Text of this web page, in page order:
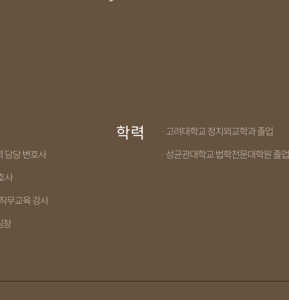
담당 변호사
사
무교육 강사
장
학력
· 고려대학교 정치외교학과 졸업
· 성균관대학교 법학전문대학원 졸업